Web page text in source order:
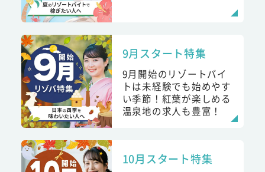
9月スタート特集
9月開始のリゾートバイ
トは未経験でも始めやす
い季節！紅葉が楽しめる
温泉地の求人も豊富！
10月スタート特集